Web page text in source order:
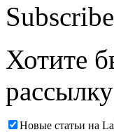
Subscribe
Хотите
Новые статьи на